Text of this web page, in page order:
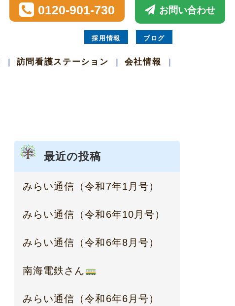
0120-901-730 お問い合わせ
訪問看護ステーション 会社情報
ブログ
採用情報
最近の投稿
みらい通信（令和7年1月号）
みらい通信（令和6年10月号）
みらい通信（令和6年8月号）
南海電鉄さん
みらい通信（令和6年6月号）